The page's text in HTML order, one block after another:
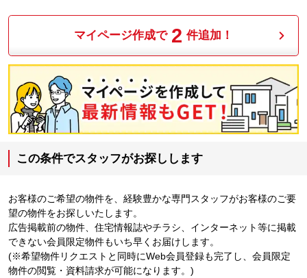
マイページ作成で 2 件追加！
この条件でスタッフがお探しします
お客様のご希望の物件を、経験豊かな専門スタッフがお客様のご要
望の物件をお探しいたします。
広告掲載前の物件、住宅情報誌やチラシ、インターネット等に掲載
できない会員限定物件もいち早くお届けします。
(※希望物件リクエストと同時にWeb会員登録も完了し、会員限定
物件の閲覧・資料請求が可能になります。)